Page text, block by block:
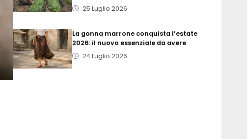
25 Luglio 2026
La gonna marrone conquista l’estate
2026: il nuovo essenziale da avere
24 Luglio 2026